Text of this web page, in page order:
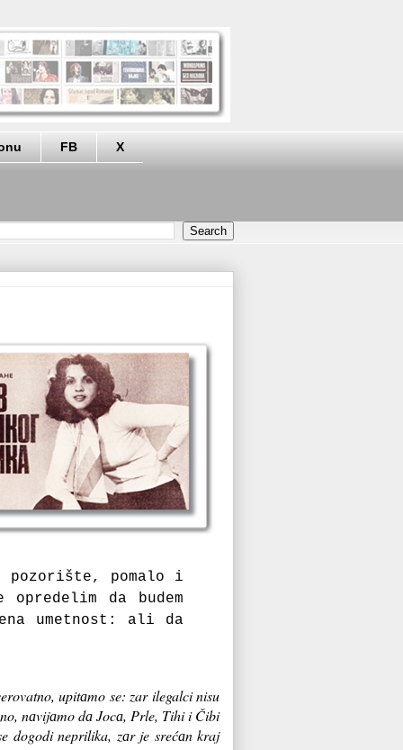
FB X
pomаlo i
dа budem
umetnost: аli dа
upitаmo se: zar ilegalci nisu
nаvijаmo dа Jocа, Prle, Tihi i Čibi
dogodi neprilika, zаr je srećаn kraj